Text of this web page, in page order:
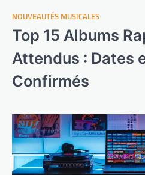
NOUVEAUTÉS MUSICALES
Top 15 Albums
Attendus : Dates
Confirmés